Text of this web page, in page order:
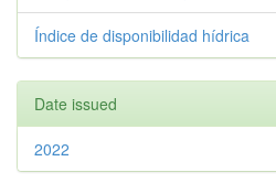
Índice de disponibilidad hídrica
Date issued
2022